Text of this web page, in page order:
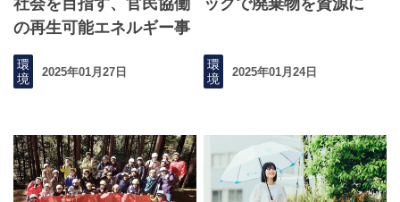
社会を目指す、官民協働
の再生可能エネルギー事
業
環
境
2025年01月27日
ックで廃棄物を資源に
環
境
2025年01月24日